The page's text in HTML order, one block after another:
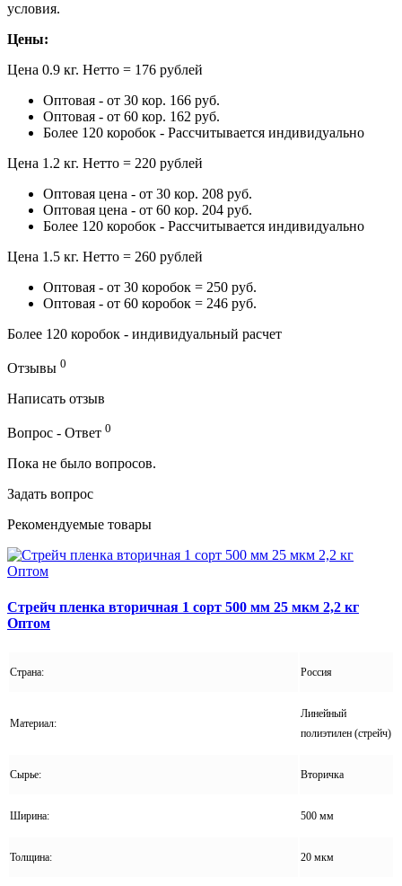
условия.
Цены:
Цена 0.9 кг. Нетто = 176 рублей
Оптовая - от 30 кор. 166 руб.
Оптовая - от 60 кор. 162 руб.
Более 120 коробок - Рассчитывается индивидуально
Цена 1.2 кг. Нетто = 220 рублей
Оптовая цена - от 30 кор. 208 руб.
Оптовая цена - от 60 кор. 204 руб.
Более 120 коробок - Рассчитывается индивидуально
Цена 1.5 кг. Нетто = 260 рублей
Оптовая - от 30 коробок = 250 руб.
Оптовая - от 60 коробок = 246 руб.
Более 120 коробок - индивидуальный расчет
Отзывы 0
Написать отзыв
Вопрос - Ответ 0
Пока не было вопросов.
Задать вопрос
Рекомендуемые товары
Стрейч пленка вторичная 1 сорт 500 мм 25 мкм 2,2 кг
Оптом
Страна: Россия
Материал:
Линейный
полиэтилен (стрейч)
Сырье: Вторичка
Ширина: 500 мм
Толщина: 20 мкм